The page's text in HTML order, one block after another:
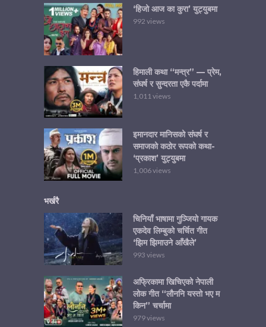
‘हिजो आज का कुरा’ युट्युबमा
992 views
हिमाली कथा “मन्त्र” — प्रेम,
संघर्ष र सुन्दरता एकै पर्दामा
1,011 views
इमानदार मानिसको संघर्ष र
समाजको कठोर रूपको कथा-
‘प्रकाश’ युट्युबमा
1,006 views
भर्खरै
चिनियाँ भाषामा गुञ्जियो गायक
एकदेव लिम्बुको चर्चित गीत
‘झिम झिमाउने आँखैले’
993 views
अफ्रिकामा खिचिएको नेपाली
लोक गीत “लौननि यस्तो भए म
किन” चर्चामा
979 views